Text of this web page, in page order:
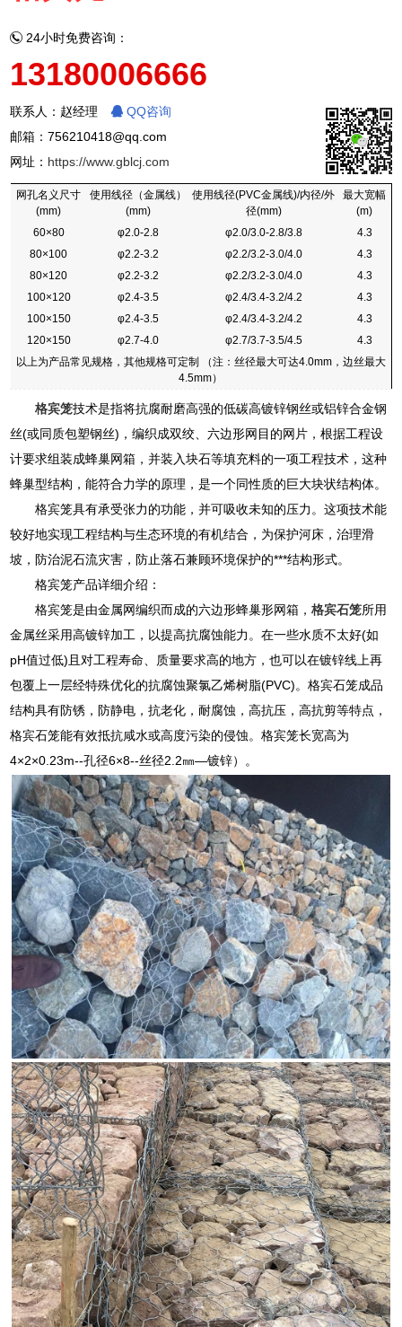
24小时免费咨询：
13180006666
联系人：赵经理
QQ咨询
邮箱：756210418@qq.com
网址： https://www.gblcj.com
网孔名义尺寸
(mm)
使用线径（金属线）
(mm)
使用线径(PVC金属线)/内径/外
径(mm)
最大宽幅
(m)
60×80
φ2.0-2.8 φ2.0/3.0-2.8/3.8
4.3
80×100
φ2.2-3.2 φ2.2/3.2-3.0/4.0
4.3
80×120
φ2.2-3.2 φ2.2/3.2-3.0/4.0
4.3
100×120
φ2.4-3.5 φ2.4/3.4-3.2/4.2
4.3
100×150
φ2.4-3.5 φ2.4/3.4-3.2/4.2
4.3
120×150
φ2.7-4.0 φ2.7/3.7-3.5/4.5
4.3
以上为产品常见规格，其他规格可定制 （注：丝径最大可达4.0mm，边丝最大
4.5mm）
格宾笼技术是指将抗腐耐磨高强的低碳高镀锌钢丝或铝锌合金钢
丝(或同质包塑钢丝)，编织成双绞、六边形网目的网片，根据工程设
计要求组装成蜂巢网箱，并装入块石等填充料的一项工程技术，这种
蜂巢型结构，能符合力学的原理，是一个同性质的巨大块状结构体。
格宾笼具有承受张力的功能，并可吸收未知的压力。这项技术能
较好地实现工程结构与生态环境的有机结合，为保护河床，治理滑
坡，防治泥石流灾害，防止落石兼顾环境保护的***结构形式。
格宾笼产品详细介绍：
格宾笼是由金属网编织而成的六边形蜂巢形网箱，格宾石笼所用
金属丝采用高镀锌加工，以提高抗腐蚀能力。在一些水质不太好(如
pH值过低)且对工程寿命、质量要求高的地方，也可以在镀锌线上再
包覆上一层经特殊优化的抗腐蚀聚氯乙烯树脂(PVC)。格宾石笼成品
结构具有防锈，防静电，抗老化，耐腐蚀，高抗压，高抗剪等特点，
格宾石笼能有效抵抗咸水或高度污染的侵蚀。格宾笼长宽高为
4×2×0.23m--孔径6×8--丝径2.2㎜—镀锌）。